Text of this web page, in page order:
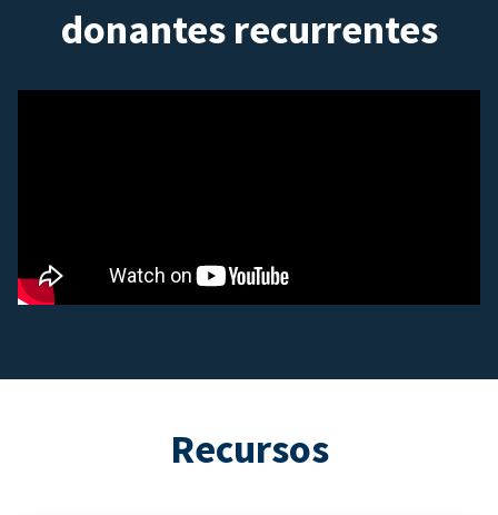
donantes recurrentes
Recursos